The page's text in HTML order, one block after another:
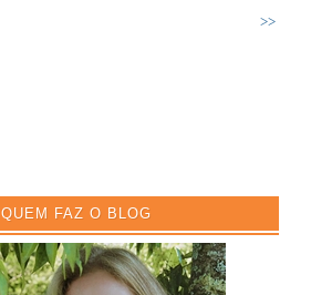
>>
QUEM FAZ O BLOG